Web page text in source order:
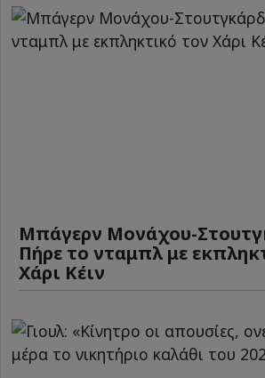
Μπάγερν Μονάχου-
Πήρε το νταμπλ με
Χάρι Κέιν